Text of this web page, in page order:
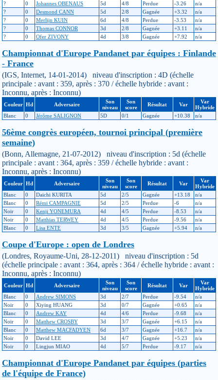
?
0 Johannes OBENAUS 5d 4/8 Perdue -3.26
n/a
?
0 Desmond CANN 5d 2/8 Gagnée +3.32
n/a
?
0 Merlijn KUIN 6d 4/8 Perdue -3.53
n/a
?
0 Thomas CONNOR 3d 2/8 Gagnée +3.11
n/a
?
0 Ofer ZIVONY 4d 3/8 Gagnée +7.92 n/a
Championnat d'Europe Pandanet par équipes : Finlande
- France
(IGS, Internet, 14-01-2014) niveau d'inscription : 4D (échelle
principale : avant : 359, après : 370 / échelle hybride : avant :
Inconnu, après : Inconnu)
Couleur Hd Adversaire
Son
niveau
Son
score
Résultat Var
Var
Hybride
Blanc
0 Jérôme SALIGNON 5D 0/1 Gagnée +10.38 n/a
56ème congrès européen, tournoi principal (première
semaine)
(Bonn, Allemagne, 21-07-2012) niveau d'inscription : 5d (échelle
principale : avant : 364, après : 359 / échelle hybride : avant :
Inconnu, après : Inconnu)
Couleur Hd Adversaire
Son
niveau
Son
score
Résultat Var
Var
Hybride
Blanc
0 Daichi KURITA 5d 2/5 Gagnée +13.18
n/a
Blanc
0 Rémi CAMPAGNIE 5d 2/5 Perdue -6
n/a
Noir
0 Kenji YONEMURA 4d 4/5 Perdue -8.53
n/a
Noir
0 Matthias TERWEY 4d 4/5 Perdue -9.56
n/a
Blanc
0 Lisa ENTE 3d 3/5 Gagnée +5.94 n/a
Coupe d'Europe : open de Londres
(Londres, Royaume-Uni, 28-12-2011) niveau d'inscription : 5d
(échelle principale : avant : 364, après : 364 / échelle hybride : avant :
Inconnu, après : Inconnu)
Couleur Hd Adversaire
Son
niveau
Son
score
Résultat Var
Var
Hybride
Blanc
0 Andrew SIMONS 3d 2/7 Perdue -9.54
n/a
Noir
0 Xiying HUANG 3d 0/7 Gagnée +0.65
n/a
Blanc
0 Andrew KAY 4d 4/6 Perdue -9.68
n/a
Noir
0 Matthew CROSBY 3d 3/7 Gagnée +6.15
n/a
Blanc
0 Matthew MACFADYEN 6d 3/7 Gagnée +16.7
n/a
Noir
0 David LEE 3d 4/7 Gagnée +5.23
n/a
Noir
0 Lingjun MIAO 4d 5/7 Perdue -9.17 n/a
Championnat d'Europe Pandanet par équipes (parties
de l'équipe de France)